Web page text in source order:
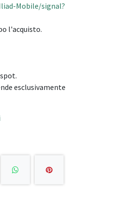
Mobile/signal?
l'acquisto.
esclusivamente